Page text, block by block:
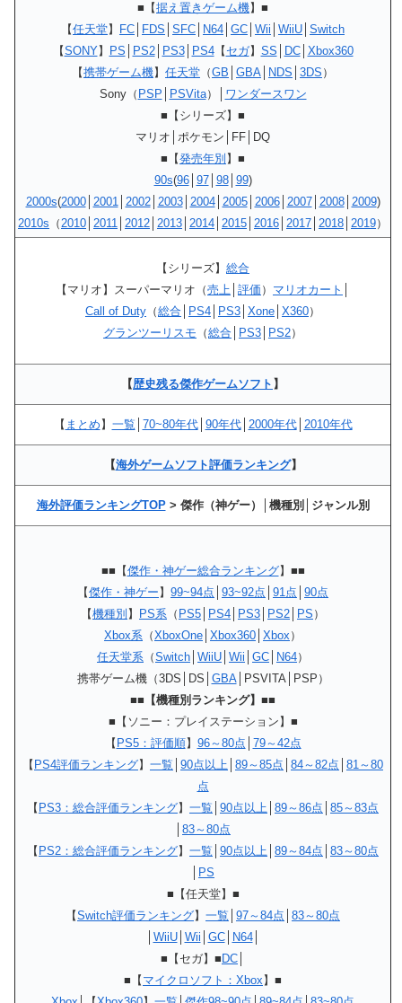
■【据え置きゲーム機】■
【任天堂】 FC FDS SFC N64 GC Wii WiiU Switch
【SONY】 PS PS2│ PS3│ PS4【 セガ】 SS DC│ Xbox360
【携帯ゲーム機】 任天堂 （GB GBA NDS 3DS ）
Sony（ PSP PSVita）│ ワンダースワン
■【シリーズ】■
マリオ│ポケモン│FF│DQ
■【発売年別 】■
90s(96│ 97│ 98│ 99)
2000s(2000│ 2001│ 2002│ 2003│ 2004│ 2005│ 2006│ 2007│ 2008│ 2009)
2010s （2010 2011 2012 2013 2014 2015 2016 2017 2018 2019）
【シリーズ】 総合
【マリオ】スーパーマリオ（売上 評価 ） マリオカート
Call of Duty （総合 PS4 PS3 Xone X360）
グランツーリスモ （総合 PS3 PS2）
【歴史残る傑作ゲームソフト 】
【 まとめ 】 一覧 70~80年代│ 90年代│ 2000年代│ 2010年代
【海外ゲームソフト評価ランキング】
海外評価ランキングTOP> 傑作（神ゲー）│機種別│ジャンル別
■■【傑作・神ゲー総合ランキング】■■
【傑作・神ゲー 】 99~94点 93~92点 91点 90点
【機種別 】 PS系 （ PS5 PS4 PS3 PS2 PS ）
Xbox系 （XboxOne Xbox360 Xbox ）
任天堂系 （Switch WiiU Wii GC N64）
携帯ゲーム機（3DS│DS│ GBA│PSVITA│PSP）
■■【機種別ランキング】■■
■【ソニー：プレイステーション】■
【 PS5：評価順】 96～80点 79～42点
【 PS4評価ランキング】 一覧 90点以上 89～85点 84～82点 81～80
点
【 PS3：総合評価ランキング】 一覧 90点以上 89～86点 85～83点
83～80点
【 PS2：総合評価ランキング】 一覧 90点以上 89～84点 83～80点
PS
■【任天堂】■
【Switch評価ランキング】 一覧 97～84点 83～80点
WiiU│ Wii GC│ N64│
■【セガ】■ DC
■【 マイクロソフト：Xbox 】■